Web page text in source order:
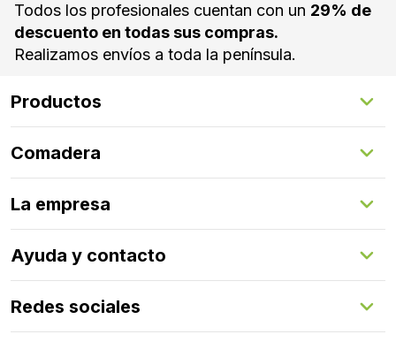
Todos los profesionales cuentan con un 29% de
descuento en todas sus compras.
Realizamos envíos a toda la península.
Productos
Suelos Exteriores
Revestimientos Exteriores
Revestimientos Interiores
Puertas
Herrajes
Comadera
Gestión de servicios
Comadera Connect™
La empresa
Programa de fidelización
Ayuda y contacto
FAQs
Contacto
Redes sociales